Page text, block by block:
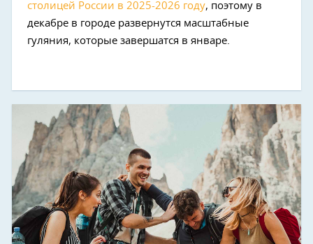
столицей России в 2025-2026 году, поэтому в
декабре в городе развернутся масштабные
гуляния, которые завершатся в январе.